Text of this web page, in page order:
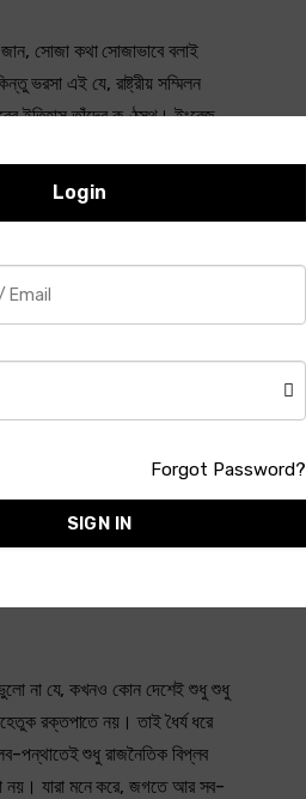
সোজা কথা সোজাভাবে বলাই
এই যে, রাষ্ট্রীয় সম্মিলন
ইতিহাস তাঁদের কণ্ঠস্থ। ইংরেজ,
অমুক সাহেবকে ছেড়ে দিয়েছ,—
মন্দ এবং তার চাপে আমরা আর
প্রয়োজনই আছে। কিন্তু প্রয়োজন
করলে তারা এই উত্তরই দেবে যে,
জানি তার সঙ্গে আমাদের সম্বন্ধ
কার কাছে আছে? আছে শুধু
চলে না। কি মানুষের জীবনে, কি
দাঁড়িয়েছে। ক্ষুদ্র পল্লীর
আর নিষ্কৃতি নেই, দুর্নিবার মরণ
হবে? শান্তি-স্বস্তিহীন
দেশে কালে কালে জন্মভূমিকে
না যে, কখনও কোন দেশেই শুধু শুধু
রক্তপাতে নয়। তাই ধৈর্য ধরে
পন্থাতেই শুধু রাজনৈতিক বিপ্লব
নয়। যারা মনে করে, জগতে আর সব-
Login
Forgot Password?
SIGN IN